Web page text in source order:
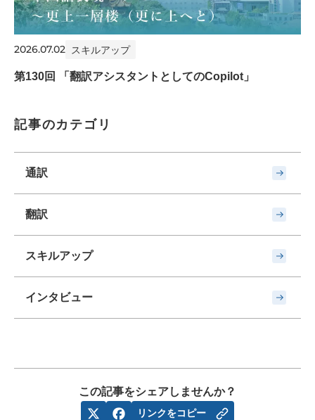
2026.07.02 スキルアップ
第130回 「翻訳アシスタントとしてのCopilot」
記事のカテゴリ
通訳
翻訳
スキルアップ
インタビュー
この記事をシェアしませんか？
リンクをコピー